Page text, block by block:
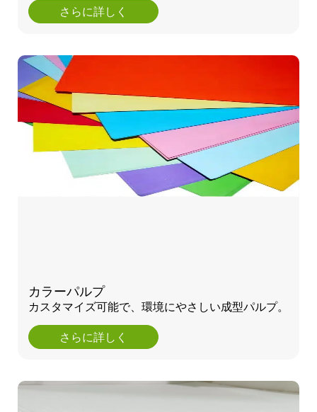
さらに詳しく
カラーパルプ
カスタマイズ可能で、環境にやさしい成型パルプ。
さらに詳しく